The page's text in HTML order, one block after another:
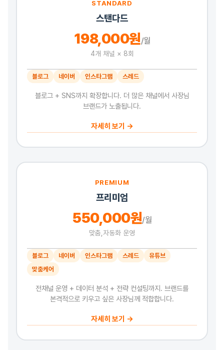
STANDARD
스탠다드
198,000원/월
4개 채널 × 8회
블로그 네이버 인스타그램 스레드
블로그 + SNS까지 확장합니다. 더 많은 채널에서 사장님
브랜드가 노출됩니다.
자세히 보기 →
PREMIUM
프리미엄
550,000원/월
맞춤,자동화 운영
블로그 네이버 인스타그램 스레드
유튜브
맞춤케어
전채널 운영 + 데이터 분석 + 전략 컨설팅까지. 브랜드를
본격적으로 키우고 싶은 사장님께 적합합니다.
자세히 보기 →